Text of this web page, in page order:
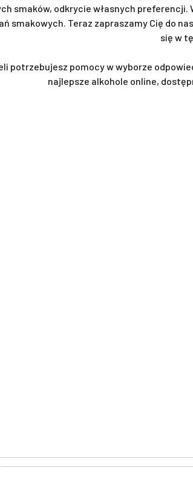
smaków, odkrycie własnych preferencji.
smakowych. Teraz zapraszamy Cię do
się w
potrzebujesz pomocy w wyborze
najlepsze alkohole online,